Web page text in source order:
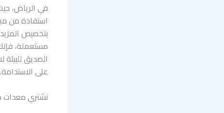
في الرياض،
استفادة من
بتخصيص
مستعملة،
الصديق
على الاستدامة.
نشتري معدات